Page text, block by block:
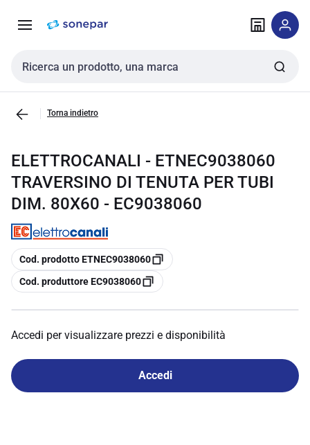
navigazione alla
Cerca input
Torna indietro
ELETTROCANALI - ETNEC9038060
TRAVERSINO DI TENUTA PER TUBI
DIM. 80X60 - EC9038060
copia
Cod. prodotto ETNEC9038060
copia
Cod. produttore EC9038060
Accedi per visualizzare prezzi e disponibilità
Accedi